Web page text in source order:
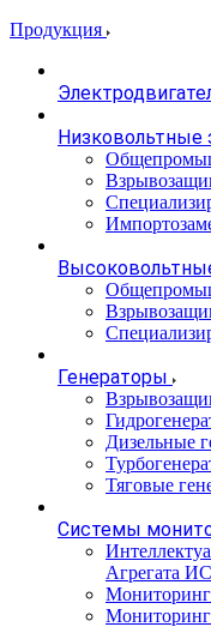
Продукция
Низковольтные
Генераторы
Дизельные
Тяговые
Системы
Агрегата
Мониторинг